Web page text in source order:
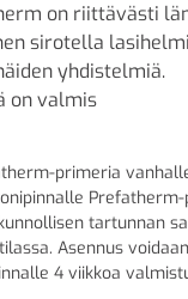
on riittävästi
sirotella
yhdistelmiä.
on valmis
primeria
tartunnan
Asennus
4 viikkoa